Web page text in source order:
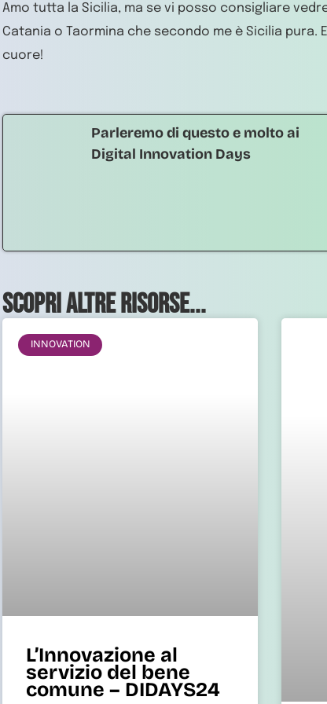
Amo tutta la Sicilia, ma se vi posso consigliare
Catania o Taormina che secondo me è Sicilia pura.
cuore!
Parleremo di questo e molto ai
Digital Innovation Days
Scopri altre risorse...
INNOVATION
L’Innovazione al
servizio del bene
comune – DIDAYS24